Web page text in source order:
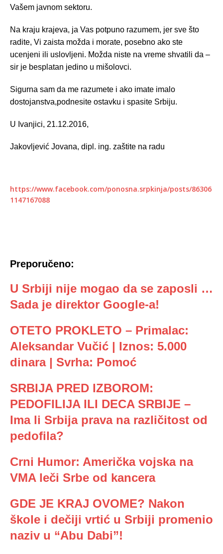
Vašem javnom sektoru.
Na kraju krajeva, ja Vas potpuno razumem, jer sve što
radite, Vi zaista možda i morate, posebno ako ste
ucenjeni ili uslovljeni. Možda niste na vreme shvatili da –
sir je besplatan jedino u mišolovci.
Sigurna sam da me razumete i ako imate imalo
dostojanstva,podnesite ostavku i spasite Srbiju.
U Ivanjici, 21.12.2016,
Jakovljević Jovana, dipl. ing. zaštite na radu
https://www.facebook.com/ponosna.srpkinja/posts/86306
1147167088
Preporučeno:
U Srbiji nije mogao da se zaposli …
Sada je direktor Google-a!
OTETO PROKLETO – Primalac:
Aleksandar Vučić | Iznos: 5.000
dinara | Svrha: Pomoć
SRBIJA PRED IZBOROM:
PEDOFILIJA ILI DECA SRBIJE –
Ima li Srbija prava na različitost od
pedofila?
Crni Humor: Američka vojska na
VMA leči Srbe od kancera
GDE JE KRAJ OVOME? Nakon
škole i dečiji vrtić u Srbiji promenio
naziv u “Abu Dabi”!